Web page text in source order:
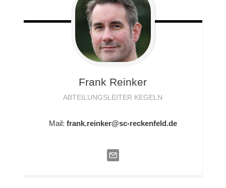
Frank Reinker
ABTEILUNGSLEITER KEGELN
Mail: frank.reinker@sc-reckenfeld.de